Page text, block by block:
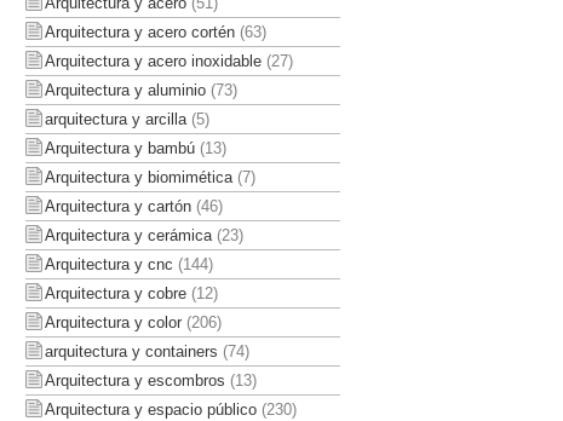
Arquitectura y acero cortén(63)
Arquitectura y acero inoxidable(27)
Arquitectura y aluminio(73)
arquitectura y arcilla(5)
Arquitectura y bambú(13)
Arquitectura y biomimética(7)
Arquitectura y cartón(46)
Arquitectura y cerámica(23)
Arquitectura y cnc (144)
Arquitectura y cobre(12)
Arquitectura y color(206)
arquitectura y containers (74)
Arquitectura y escombros (13)
Arquitectura y espacio público(230)